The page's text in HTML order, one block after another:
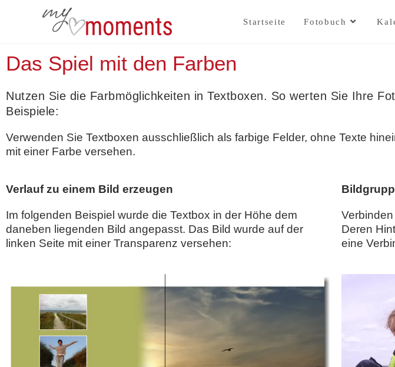
Startseite Fotobuch
Das Spiel mit den Farben
Nutzen Sie die Farbmöglichkeiten in Textboxen. So werten Sie Ihre
Beispiele:
Verwenden Sie Textboxen ausschließlich als farbige Felder, ohne Texte
mit einer Farbe versehen.
Verlauf zu einem Bild erzeugen
Im folgenden Beispiel wurde die Textbox in der Höhe dem
daneben liegenden Bild angepasst. Das Bild wurde auf der
linken Seite mit einer Transparenz versehen:
Deren
eine